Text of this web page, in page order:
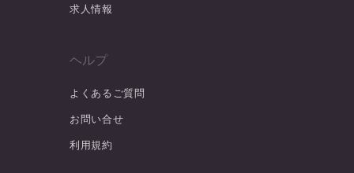
求人情報
ヘルプ
よくあるご質問
お問い合せ
利用規約